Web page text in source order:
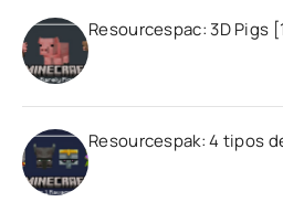
Resourcespac: 3D Pigs
Resourcespak: 4 tipos